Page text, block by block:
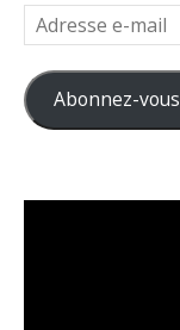
Adresse
e-
mail
Abonnez-vous